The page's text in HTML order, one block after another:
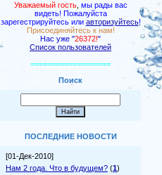
Уважаемый гость, мы рады вас
видеть! Пожалуйста
зарегестрируйтесь или авторизуйтесь!
Присоединяйтесь к нам!
Нас уже "26372!"
Список пользователей
===================
Поиск
ПОСЛЕДНИЕ НОВОСТИ
[01-Дек-2010]
Нам 2 года. Что в будущем? (1)